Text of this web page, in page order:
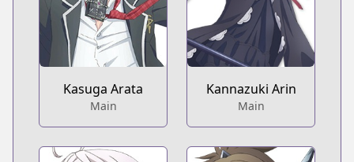
Kannazuki Arin
Main
Kasuga Arata
Main